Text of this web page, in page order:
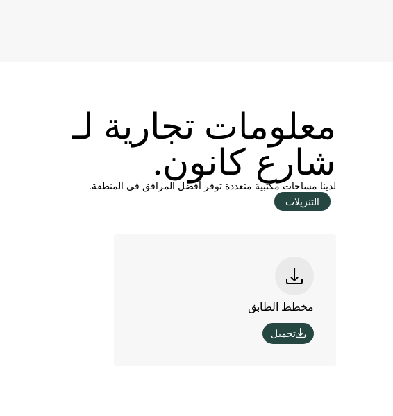
معلومات تجارية لـ
شارع كانون.
لدينا مساحات مكتبية متعددة توفر أفضل المرافق في المنطقة.
التنزيلات
مخطط الطابق
تحميل